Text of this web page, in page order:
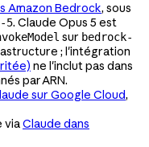
Amazon Bedrock, sous
5. Claude Opus 5 est
sur bedrock-
; l'intégration
ne l'inclut pas dans
par ARN.
sur Google Cloud,
viaClaude dans